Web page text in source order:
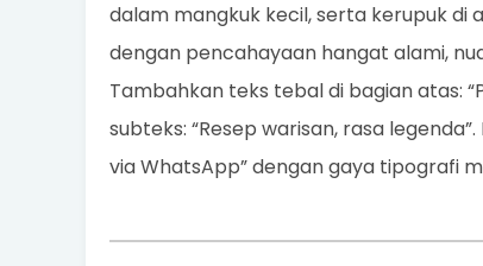
dalam mangkuk kecil, serta kerupuk di
dengan pencahayaan hangat alami,
Tambahkan teks tebal di bagian atas:
subteks: “Resep warisan, rasa
via WhatsApp” dengan gaya tipografi